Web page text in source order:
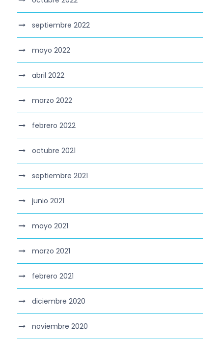
septiembre 2022
mayo 2022
abril 2022
marzo 2022
febrero 2022
octubre 2021
septiembre 2021
junio 2021
mayo 2021
marzo 2021
febrero 2021
diciembre 2020
noviembre 2020